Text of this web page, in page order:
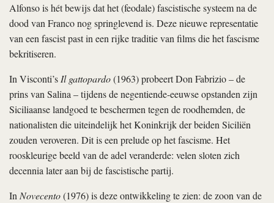
Alfonso is hét bewijs dat het (feodale) fascistische systeem na de
dood van Franco nog springlevend is. Deze nieuwe representatie
van een fascist past in een rijke traditie van films die het fascisme
bekritiseren.
In Visconti’sIl gattopardo(1963) probeert Don Fabrizio – de
prins van Salina – tijdens de negentiende-eeuwse opstanden zijn
Siciliaanse landgoed te beschermen tegen de roodhemden, de
nationalisten die uiteindelijk het Koninkrijk der beiden Siciliën
zouden veroveren. Dit is een prelude op het fascisme. Het
rooskleurige beeld van de adel veranderde: velen sloten zich
decennia later aan bij de fascistische partij.
InNovecento(1976) is deze ontwikkeling te zien: de zoon van de